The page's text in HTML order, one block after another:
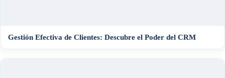
Gestión Efectiva de Clientes: Descubre el Poder del CRM